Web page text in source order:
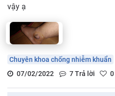
vậy ạ
Chuyên khoa chống nhiễm khuẩn
07/02/2022
7Trả lời 0